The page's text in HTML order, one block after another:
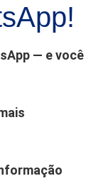
— e você